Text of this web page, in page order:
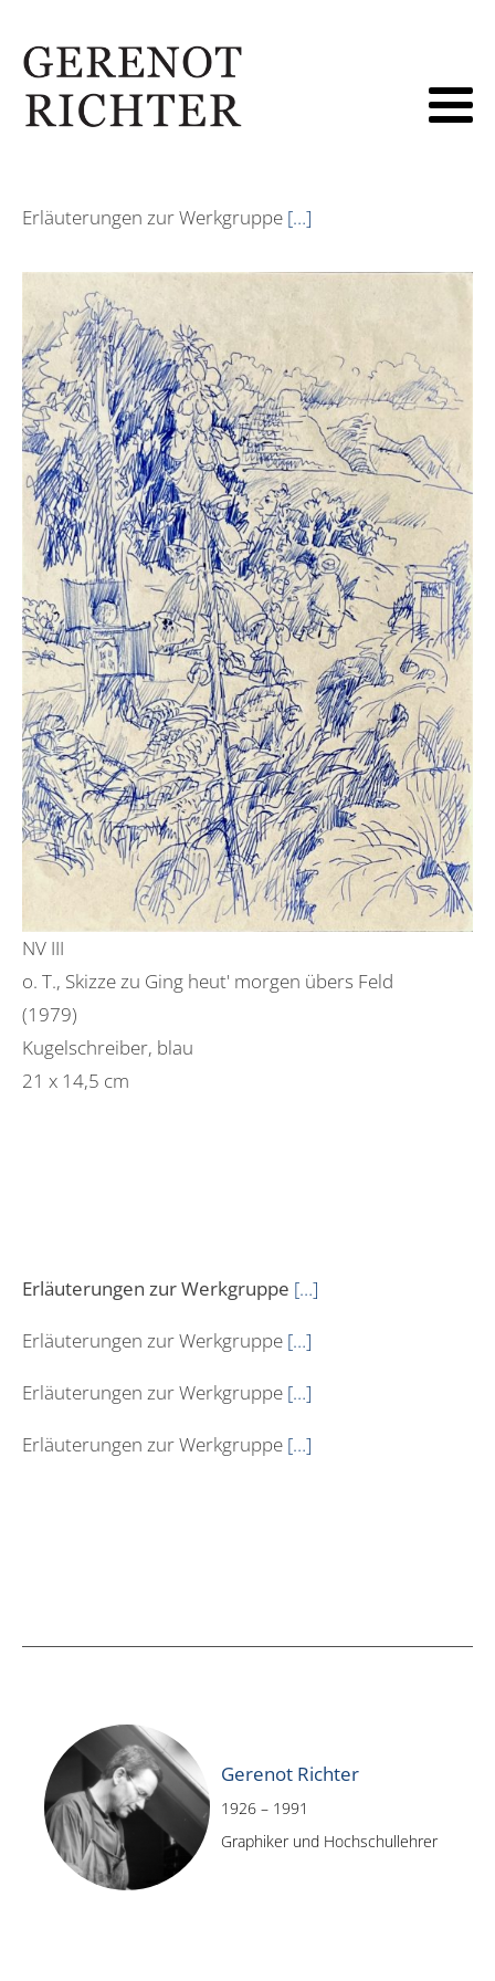
Erläuterungen zur Werkgruppe […]
NV III
o. T., Skizze zu Ging heut' morgen übers Feld
(1979)
Kugelschreiber, blau
21 x 14,5 cm
Erläuterungen zur Werkgruppe […]
Erläuterungen zur Werkgruppe […]
Erläuterungen zur Werkgruppe […]
Erläuterungen zur Werkgruppe […]
Gerenot Richter
1926 – 1991
Graphiker und Hochschullehrer